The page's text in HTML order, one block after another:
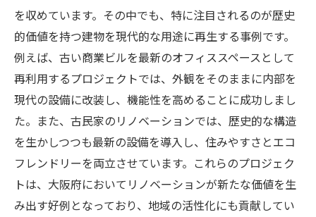
の環境
リノベーションで変わる大阪府のキッズスペー
ス成功事例
大阪府のリノベーションで生み出す成功し
た遊び場
リノベーションによる大阪府の成功事例を
探る
大阪府の成功事例に見るリノベーションの
力
リノベーションが実現する大阪府の成功し
を収めています。その中でも、特に注目されるのが歴史
的価値を持つ建物を現代的な用途に再生する事例です。
例えば、古い商業ビルを最新のオフィススペースとして
再利用するプロジェクトでは、外観をそのままに内部を
現代の設備に改装し、機能性を高めることに成功しまし
た。また、古民家のリノベーションでは、歴史的な構造
を生かしつつも最新の設備を導入し、住みやすさとエコ
フレンドリーを両立させています。これらのプロジェク
トは、大阪府においてリノベーションが新たな価値を生
み出す好例となっており、地域の活性化にも貢献してい